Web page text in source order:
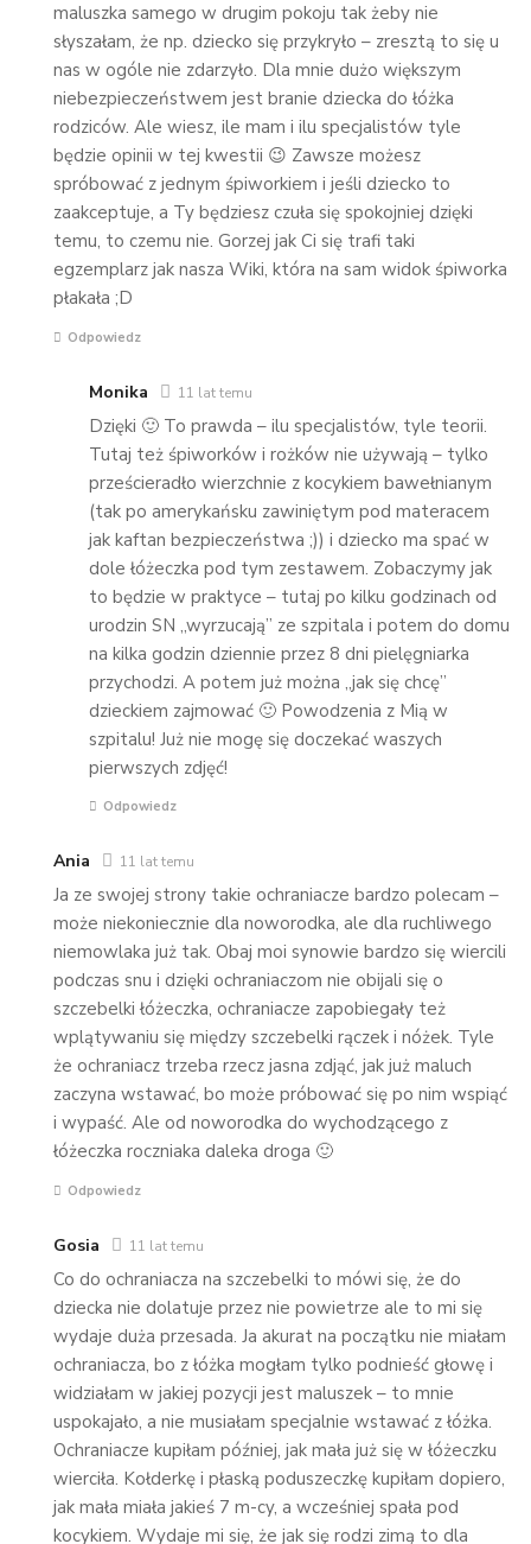
maluszka samego w drugim pokoju tak żeby nie
słyszałam, że np. dziecko się przykryło – zresztą to się u
nas w ogóle nie zdarzyło. Dla mnie dużo większym
niebezpieczeństwem jest branie dziecka do łóżka
rodziców. Ale wiesz, ile mam i ilu specjalistów tyle
będzie opinii w tej kwestii 😉 Zawsze możesz
spróbować z jednym śpiworkiem i jeśli dziecko to
zaakceptuje, a Ty będziesz czuła się spokojniej dzięki
temu, to czemu nie. Gorzej jak Ci się trafi taki
egzemplarz jak nasza Wiki, która na sam widok śpiworka
płakała ;D
Odpowiedz
Monika 11 lat temu
Dzięki 🙂 To prawda – ilu specjalistów, tyle teorii.
Tutaj też śpiworków i rożków nie używają – tylko
prześcieradło wierzchnie z kocykiem bawełnianym
(tak po amerykańsku zawiniętym pod materacem
jak kaftan bezpieczeństwa ;)) i dziecko ma spać w
dole łóżeczka pod tym zestawem. Zobaczymy jak
to będzie w praktyce – tutaj po kilku godzinach od
urodzin SN „wyrzucają” ze szpitala i potem do domu
na kilka godzin dziennie przez 8 dni pielęgniarka
przychodzi. A potem już można „jak się chcę”
dzieckiem zajmować 🙂 Powodzenia z Mią w
szpitalu! Już nie mogę się doczekać waszych
pierwszych zdjęć!
Odpowiedz
Ania 11 lat temu
Ja ze swojej strony takie ochraniacze bardzo polecam –
może niekoniecznie dla noworodka, ale dla ruchliwego
niemowlaka już tak. Obaj moi synowie bardzo się wiercili
podczas snu i dzięki ochraniaczom nie obijali się o
szczebelki łóżeczka, ochraniacze zapobiegały też
wplątywaniu się między szczebelki rączek i nóżek. Tyle
że ochraniacz trzeba rzecz jasna zdjąć, jak już maluch
zaczyna wstawać, bo może próbować się po nim wspiąć
i wypaść. Ale od noworodka do wychodzącego z
łóżeczka roczniaka daleka droga 🙂
Odpowiedz
Gosia 11 lat temu
Co do ochraniacza na szczebelki to mówi się, że do
dziecka nie dolatuje przez nie powietrze ale to mi się
wydaje duża przesada. Ja akurat na początku nie miałam
ochraniacza, bo z łóżka mogłam tylko podnieść głowę i
widziałam w jakiej pozycji jest maluszek – to mnie
uspokajało, a nie musiałam specjalnie wstawać z łóżka.
Ochraniacze kupiłam później, jak mała już się w łóżeczku
wierciła. Kołderkę i płaską poduszeczkę kupiłam dopiero,
jak mała miała jakieś 7 m-cy, a wcześniej spała pod
kocykiem. Wydaje mi się, że jak się rodzi zimą to dla